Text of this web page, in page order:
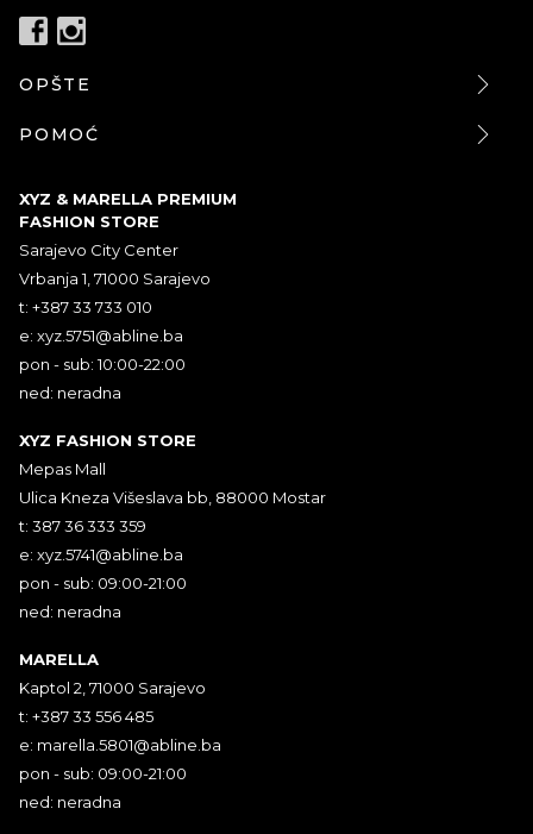
OPŠTE
POMOĆ
XYZ & MARELLA PREMIUM
FASHION STORE
Sarajevo City Center
Vrbanja 1, 71000 Sarajevo
t: +387 33 733 010
e: xyz.5751@abline.ba
pon - sub: 10:00-22:00
ned: neradna
XYZ FASHION STORE
Mepas Mall
Ulica Kneza Višeslava bb, 88000 Mostar
t: 387 36 333 359
e: xyz.5741@abline.ba
pon - sub: 09:00-21:00
ned: neradna
MARELLA
Kaptol 2, 71000 Sarajevo
t: +387 33 556 485
e: marella.5801@abline.ba
pon - sub: 09:00-21:00
ned: neradna